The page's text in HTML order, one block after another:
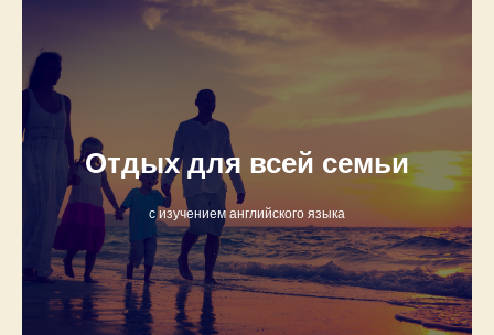
Отдых для всей семьи
с изучением английского языка